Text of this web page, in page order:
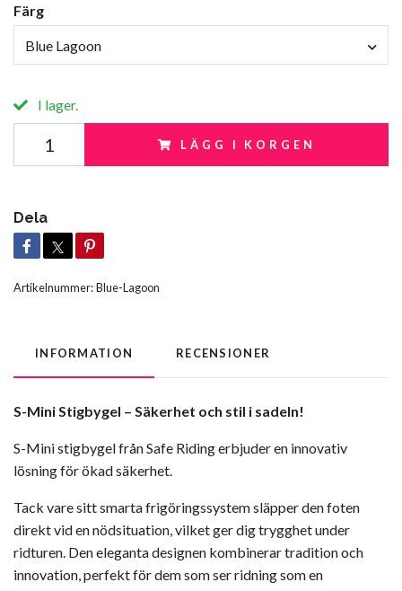
Färg
Blue Lagoon
I lager.
LÄGG I KORGEN
Dela
Artikelnummer:Blue-Lagoon
INFORMATION RECENSIONER
S-Mini Stigbygel – Säkerhet och stil i sadeln!
S-Mini stigbygel från Safe Riding erbjuder en innovativ
lösning för ökad säkerhet.
Tack vare sitt smarta frigöringssystem släpper den foten
direkt vid en nödsituation, vilket ger dig trygghet under
ridturen. Den eleganta designen kombinerar tradition och
innovation, perfekt för dem som ser ridning som en